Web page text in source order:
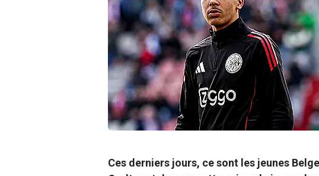
Ces derniers jours, ce sont les jeunes